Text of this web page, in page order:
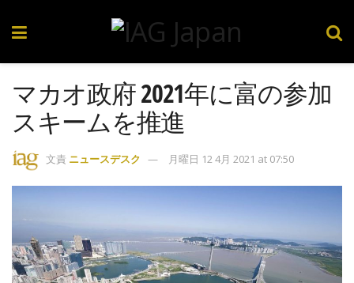
マカオ政府 2021年に富の参加
スキームを推進
文責 ニュースデスク 月曜日 12 4月 2021 at 07:50